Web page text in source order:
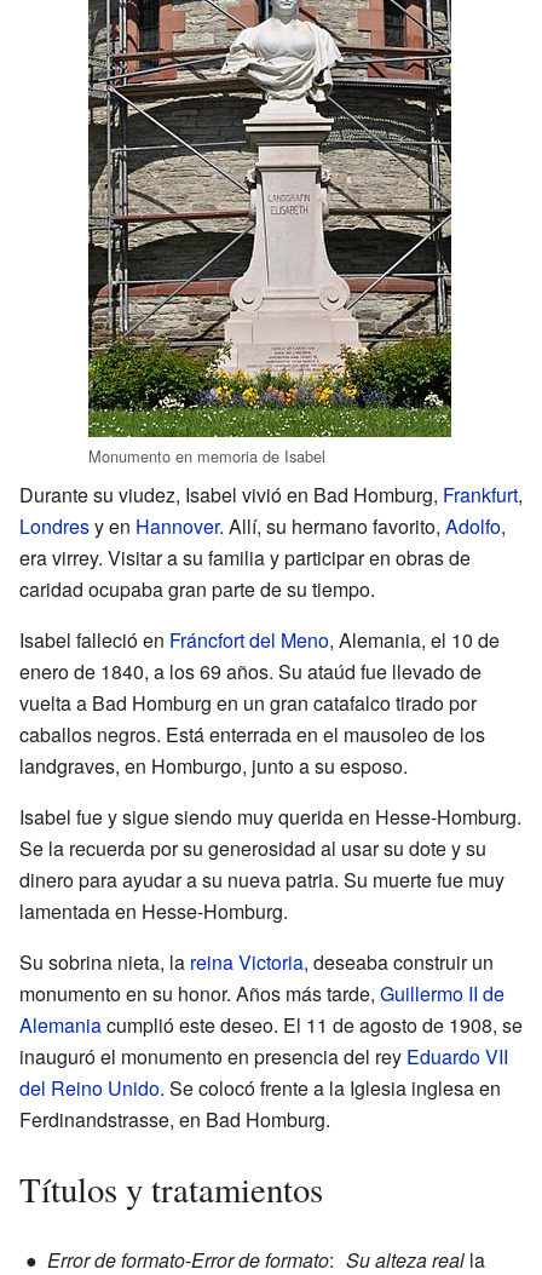
Monumento en memoria de Isabel
Durante su viudez, Isabel vivió en Bad Homburg, Frankfurt,
Londresy en Hannover. Allí, su hermano favorito, Adolfo,
era virrey. Visitar a su familia y participar en obras de
caridad ocupaba gran parte de su tiempo.
Isabel falleció en Fráncfort del Meno, Alemania, el 10 de
enero de 1840, a los 69 años. Su ataúd fue llevado de
vuelta a Bad Homburg en un gran catafalco tirado por
caballos negros. Está enterrada en el mausoleo de los
landgraves, en Homburgo, junto a su esposo.
Isabel fue y sigue siendo muy querida en Hesse-Homburg.
Se la recuerda por su generosidad al usar su dote y su
dinero para ayudar a su nueva patria. Su muerte fue muy
lamentada en Hesse-Homburg.
Su sobrina nieta, la reina Victoria, deseaba construir un
monumento en su honor. Años más tarde, Guillermo II de
Alemaniacumplió este deseo. El 11 de agosto de 1908, se
inauguró el monumento en presencia del rey Eduardo VII
del Reino Unido. Se colocó frente a la Iglesia inglesa en
Ferdinandstrasse, en Bad Homburg.
Títulos y tratamientos
● Error de formato-Error de formato: Su alteza real la